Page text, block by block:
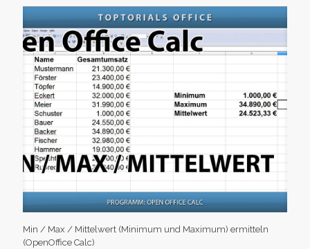
Min / Max / Mittelwert (Minimum und Maximum) ermitteln
(OpenOffice Calc)